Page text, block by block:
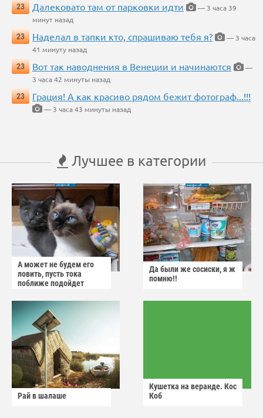
23
Далековато там от парковки идти
— 3 часа 39
минут назад
23
Наделал в тапки кто, спрашиваю тебя я?
— 3 часа
41 минуту назад
23
Вот так наводнения в Венеции и начинаются
—
3 часа 42 минуты назад
23
Грация! А как красиво рядом бежит фотограф...!!!
— 3 часа 43 минуты назад
Лучшее в категории
А может не будем его
ловить, пусть тока
поближе подойдет
Да были же сосиски, я ж
помню!!
Рай в шалаше
Кушетка на веранде. Кос
Коб